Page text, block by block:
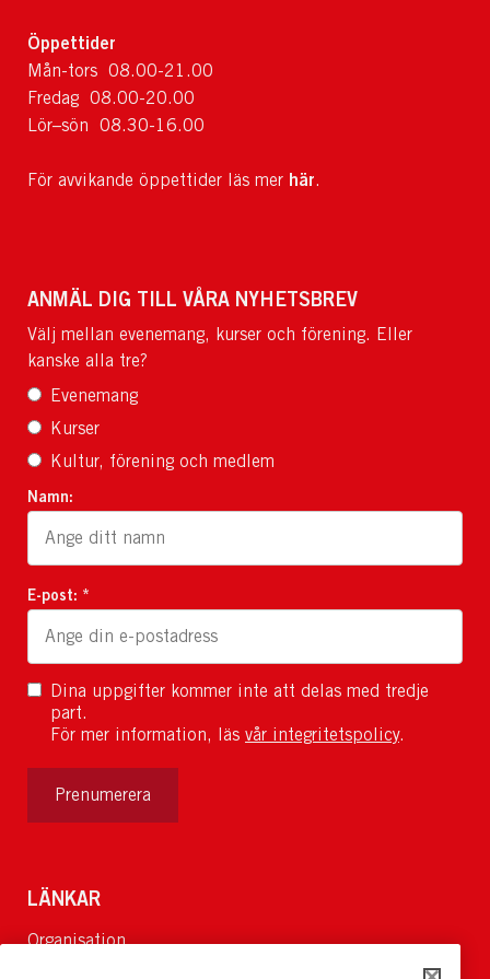
Öppettider
Mån-tors 08.00-21.00
Fredag 08.00-20.00
Lör–sön 08.30-16.00
För avvikande öppettider läs mer här.
ANMÄL DIG TILL VÅRA NYHETSBREV
Välj mellan evenemang, kurser och förening. Eller
kanske alla tre?
Evenemang
Kurser
Kultur, förening och medlem
Namn:
E-post: *
Dina uppgifter kommer inte att delas med tredje
part.
För mer information, läs vår integritetspolicy.
Prenumerera
LÄNKAR
Organisation